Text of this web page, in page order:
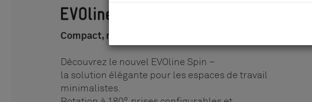
Compact, rotatif et puissant
Découvrez le nouvel EVOline Spin –
la solution élégante pour les espaces de travail
minimalistes.